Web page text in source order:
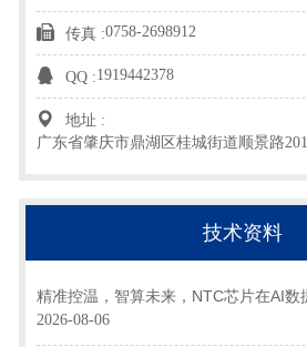
传真 :0758-2698912
QQ :1919442378
地址 :
广东省肇庆市鼎湖区桂城街道顺景路
技术资料
精准控温，智算未来，NTC芯片在AI数
键应用
2026-08-06